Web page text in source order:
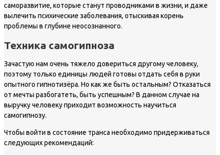
саморазвитие, которые станут проводниками в жизни, и даже
вылечить психические заболевания, отыскивая корень
проблемы в глубине неосознанного.
Техника самогипноза
Зачастую нам очень тяжело довериться другому человеку,
поэтому только единицы людей готовы отдать себя в руки
опытного гипнотизёра. Но как же быть остальным? Отказаться
от мечты разбогатеть, быть успешным? В данном случае на
выручку человеку приходит возможность научиться
самогипнозу.
Чтобы войти в состояние транса необходимо придерживаться
следующих рекомендаций: